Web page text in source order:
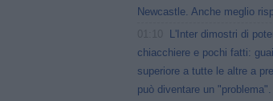
Newcastle. Anche meglio
L'Inter dimostri di
chiacchiere e pochi fatti:
superiore a tutte le altre a
può diventare un